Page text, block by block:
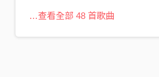
…查看全部 48 首歌曲